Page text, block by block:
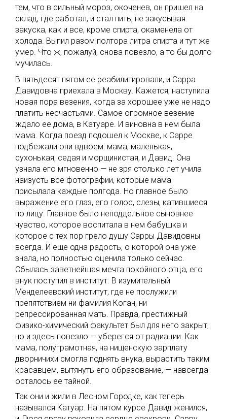
тем, что в сильный мороз, окоченев, он пришел на
склад, где работал, и стал пить, не закусывая:
закуска, как и все, кроме спирта, окаменела от
холода. Выпил разом полтора литра спирта и тут же
умер. Что ж, пожалуй, снова повезло, а то бы долго
мучилась.
В пятьдесят пятом ее реабилитировали, и Сарра
Давидовна приехала в Москву. Кажется, наступила
новая пора везения, когда за хорошее уже не надо
платить несчастьями. Самое огромное везение
ждало ее дома, в Катуаре. И виновна в нем была
мама. Когда поезд подошел к Москве, к Сарре
подбежали они вдвоем: мама, маленькая,
сухонькая, седая и морщинистая, и Давид. Она
узнала его мгновенно — не зря столько лет учила
наизусть все фотографии, которые мама
присылала каждые полгода. Но главное было
выражение его глаз, его голос, слезы, катившиеся
по лицу. Главное было неподдельное сыновнее
чувство, которое воспитала в нем бабушка и
которое с тех пор грело душу Сарры Давидовны
всегда. И еще одна радость, о которой она уже
знала, но полностью оценила только сейчас.
Сбылась заветнейшая мечта покойного отца, его
внук поступил в институт. В изумительный
Менделеевский институт, где не послужили
препятствием ни фамилия Коган, ни
репрессированная мать. Правда, престижный
физико-химический факультет был для него закрыт,
но и здесь повезло — уберегся от радиации. Как
мама, полуграмотная, на нищенскую зарплату
дворничихи смогла поднять внука, вырастить таким
красавцем, вытянуть его образование, — навсегда
осталось ее тайной.
Так они и жили в Лесном Городке, как теперь
назывался Катуар. На пятом курсе Давид женился,